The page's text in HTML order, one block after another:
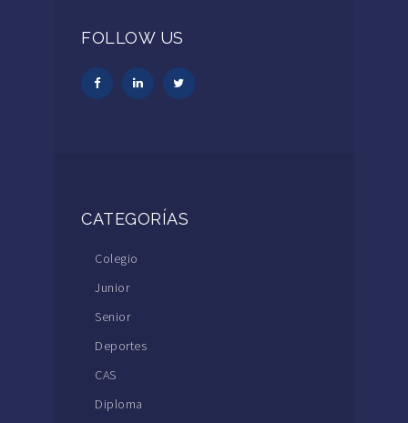
FOLLOW US
CATEGORÍAS
Colegio
Junior
Senior
Deportes
CAS
Diploma